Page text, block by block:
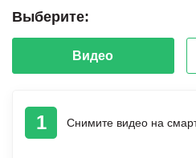
Выберите:
Видео
1 Снимите видео на